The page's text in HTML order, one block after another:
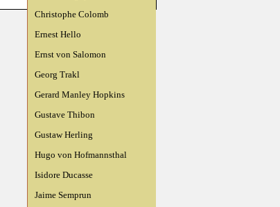
Christophe Colomb
Ernest Hello
Ernst von Salomon
Georg Trakl
Gerard Manley Hopkins
Gustave Thibon
Gustaw Herling
Hugo von Hofmannsthal
Isidore Ducasse
Jaime Semprun